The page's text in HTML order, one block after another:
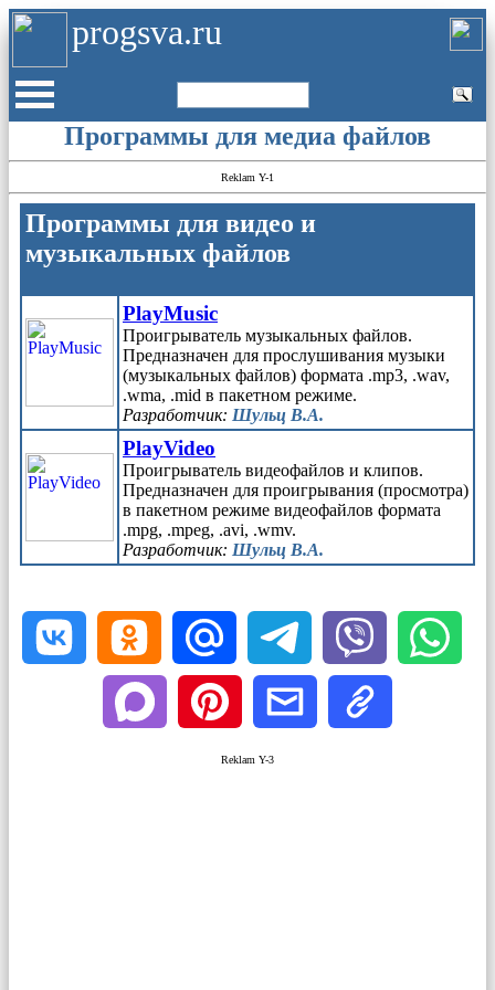
progsva.ru
Программы для медиа файлов
Reklam Y-1
Программы для видео и
музыкальных файлов
PlayMusic
Проигрыватель музыкальных файлов.
Предназначен для прослушивания музыки
(музыкальных файлов) формата .mp3, .wav,
.wma, .mid в пакетном режиме.
Разработчик: Шульц В.А.
PlayVideo
Проигрыватель видеофайлов и клипов.
Предназначен для проигрывания (просмотра)
в пакетном режиме видеофайлов формата
.mpg, .mpeg, .avi, .wmv.
Разработчик: Шульц В.А.
Reklam Y-3